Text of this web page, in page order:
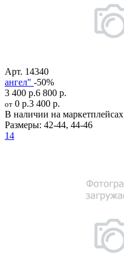
Арт. 14340
ангел" -50%
3 400 р.6 800 р.
от 0 р.3 400 р.
В наличии на маркетплейсах
Размеры: 42-44, 44-46
14